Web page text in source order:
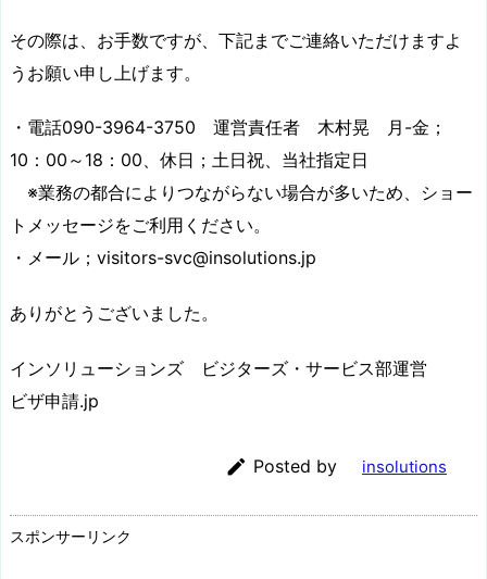
その際は、お手数ですが、下記までご連絡いただけますよ
うお願い申し上げます。
・電話090-3964-3750 運営責任者 木村晃 月-金；
10：00～18：00、休日；土日祝、当社指定日
※業務の都合によりつながらない場合が多いため、ショー
トメッセージをご利用ください。
・メール；visitors-svc@insolutions.jp
ありがとうございました。
インソリューションズ ビジターズ・サービス部運営
ビザ申請.jp
 Posted by insolutions
スポンサーリンク